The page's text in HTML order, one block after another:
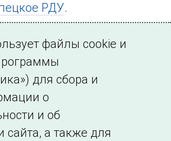
РДУ.
файлы cookie и
для сбора и
о
и об
сайта, а также для